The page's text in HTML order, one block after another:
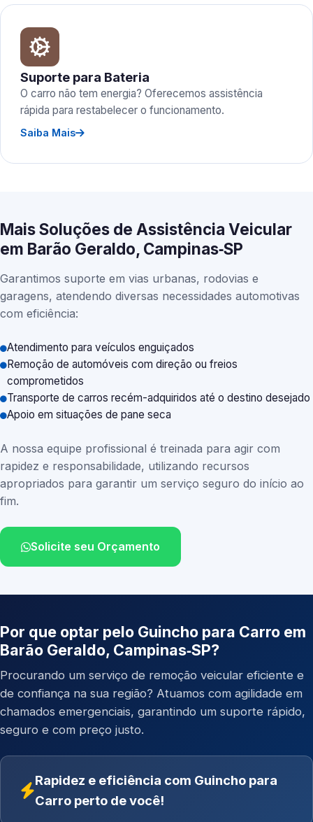
Suporte para Bateria
O carro não tem energia? Oferecemos assistência
rápida para restabelecer o funcionamento.
Saiba Mais
Mais Soluções de Assistência Veicular
em Barão Geraldo, Campinas‑SP
Garantimos suporte em vias urbanas, rodovias e
garagens, atendendo diversas necessidades automotivas
com eficiência:
Atendimento para veículos enguiçados
Remoção de automóveis com direção ou freios
comprometidos
Transporte de carros recém-adquiridos até o destino desejado
Apoio em situações de pane seca
A nossa equipe profissional é treinada para agir com
rapidez e responsabilidade, utilizando recursos
apropriados para garantir um serviço seguro do início ao
fim.
Solicite seu Orçamento
Por que optar pelo Guincho para Carro em
Barão Geraldo, Campinas‑SP?
Procurando um serviço de remoção veicular eficiente e
de confiança na sua região? Atuamos com agilidade em
chamados emergenciais, garantindo um suporte rápido,
seguro e com preço justo.
Rapidez e eficiência com Guincho para
Carro perto de você!